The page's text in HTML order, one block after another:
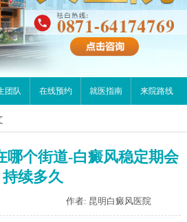
团队 在线预约 就医指南 来院路线
哪个街道-白癜风稳定期会
持续多久
作者: 昆明白癜风医院